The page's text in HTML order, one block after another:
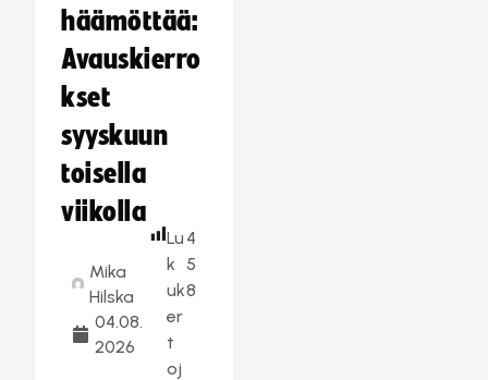
häämöttää:
Avauskierro
kset
syyskuun
toisella
viikolla
Mika
Hilska
04.08.
2026
Lu
k
uk
er
t
oj
4
5
8